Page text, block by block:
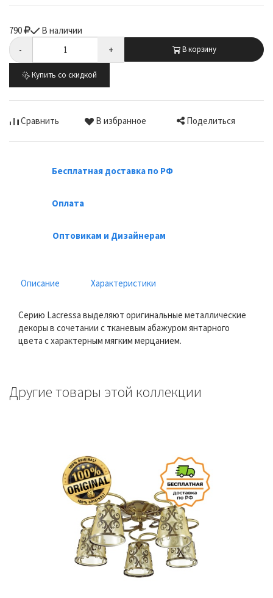
790
В наличии
-
+ В корзину
Купить со скидкой
Сравнить В избранное Поделиться
Бесплатная доставка по РФ
Оплата
Оптовикам и Дизайнерам
Описание Характеристики
Серию Lacressa выделяют оригинальные металлические
декоры в сочетании с тканевым абажуром янтарного
цвета с характерным мягким мерцанием.
Другие товары этой коллекции